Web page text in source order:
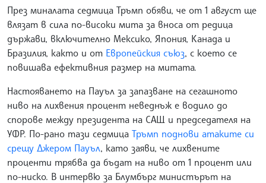
През миналата седмица Тръмп обяви, че от 1 август ще
влязат в сила по-високи мита за вноса от редица
държави, включително Мексико, Япония, Канада и
Бразилия, както и от Европейския съюз, с което се
повишава ефективния размер на митата.
Настояването на Пауъл за запазване на сегашното
ниво на лихвения процент неведнъж е водило до
спорове между президента на САЩ и председателя на
УФР. По-рано тази седмица Тръмп поднови атаките си
срещу Джером Пауъл, като заяви, че лихвените
проценти трябва да бъдат на ниво от 1 процент или
по-ниско. В интервю за Блумбърг министърът на